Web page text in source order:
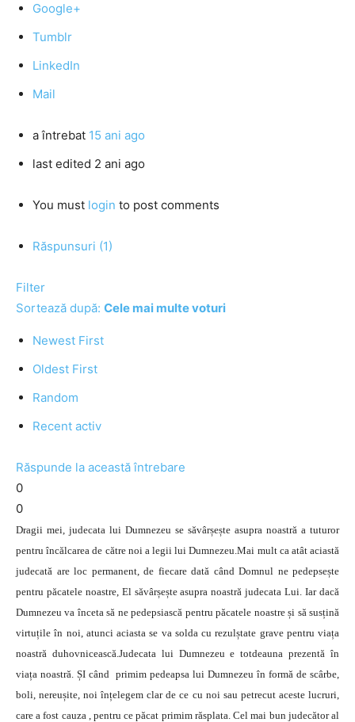
Google+
Tumblr
LinkedIn
Mail
a întrebat 15 ani ago
last edited 2 ani ago
You must login to post comments
Răspunsuri (1)
Filter
Sortează după: Cele mai multe voturi
Newest First
Oldest First
Random
Recent activ
Răspunde la această întrebare
0
0
Dragii mei, judecata lui Dumnezeu se săvârșește asupra noastră a tuturor
pentru încălcarea de către noi a legii lui Dumnezeu.Mai mult ca atât aciastă
judecată are loc permanent, de fiecare dată când Domnul ne pedepsește
pentru păcatele noastre, El săvârșește asupra noastră judecata Lui. Iar dacă
Dumnezeu va înceta să ne pedepsiască pentru păcatele noastre și să susțină
virtuțile în noi, atunci aciasta se va solda cu rezulștate grave pentru viața
noastră duhovnicească.Judecata lui Dumnezeu e totdeauna prezentă în
viața noastră. ȘI când primim pedeapsa lui Dumnezeu în formă de scârbe,
boli, nereușite, noi înțelegem clar de ce cu noi sau petrecut aceste lucruri,
care a fost cauza , pentru ce păcat primim răsplata. Cel mai bun judecător al